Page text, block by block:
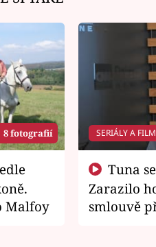
8 fotografií
Malfoy
SERIÁLY A
Zarazilo
smlouvě